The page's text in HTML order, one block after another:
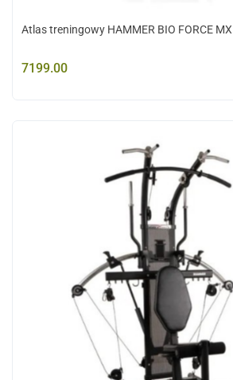
Atlas treningowy HAMMER BIO FORCE
7199.00